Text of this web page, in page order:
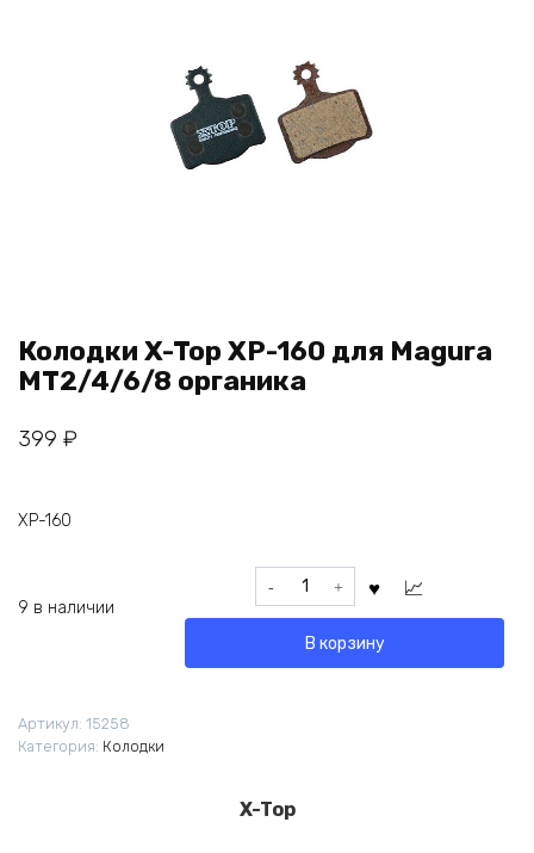
Колодки X-Top XP-160 для Magura
MT2/4/6/8 органика
399 ₽
XP-160
9 в наличии
Количество
товара
MT2/4/6/8
В корзину
Артикул: 15258
Категория: Колодки
X-Top